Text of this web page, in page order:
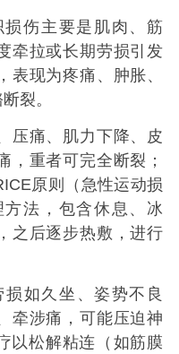
伤主要是肌肉、筋
牵拉或长期劳损引发
表现为疼痛、肿胀、
裂。
痛、肌力下降、皮
，重者可完全断裂；
原则‌（急性运动损
法，包含休息、冰
之后逐步热敷，进行
如久坐、姿势不良
牵涉痛，可能压迫神
以松解粘连（‌如筋膜